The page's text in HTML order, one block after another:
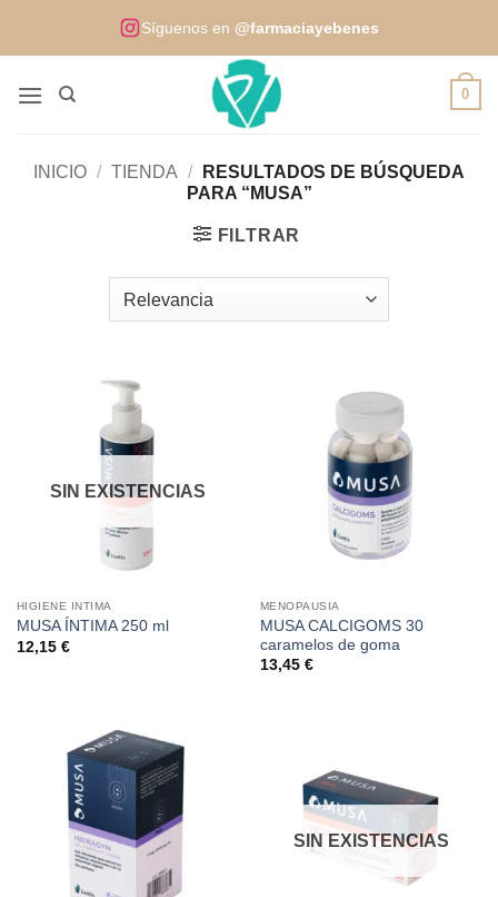
Síguenos en @farmaciayebenes
0
INICIO / TIENDA /
RESULTADOS DE BÚSQUEDA
PARA “MUSA”
FILTRAR
SIN EXISTENCIAS
HIGIENE INTIMA
MUSA ÍNTIMA 250 ml
12,15 €
MENOPAUSIA
MUSA CALCIGOMS 30
caramelos de goma
13,45 €
SIN EXISTENCIAS